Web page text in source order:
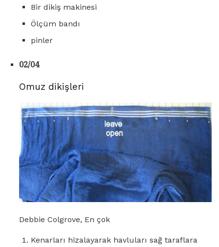
Bir dikiş makinesi
Ölçüm bandı
pinler
02/04
Omuz dikişleri
Debbie Colgrove, En çok
Kenarları hizalayarak havluları sağ taraflara